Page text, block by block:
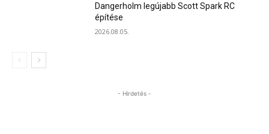
Dangerholm legújabb Scott Spark RC
építése
2026.08.05.
- Hirdetés -